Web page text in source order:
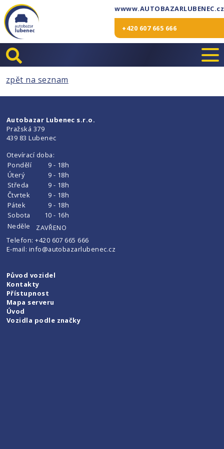
wwww.AUTOBAZARLUBENEC.cz
+420 607 665 666
zpět na seznam
Autobazar Lubenec s.r.o.
Pražská 379
439 83 Lubenec
Otevírací doba:
Pondělí
9 - 18h
Úterý
9 - 18h
Středa
9 - 18h
Čtvrtek
9 - 18h
Pátek
9 - 18h
Sobota
10 - 16h
Neděle
ZAVŘENO
Telefon:+420 607 665 666
E-mail: info@autobazarlubenec.cz
Původ vozidel
Kontakty
Přístupnost
Mapa serveru
Úvod
Vozidla podle značky